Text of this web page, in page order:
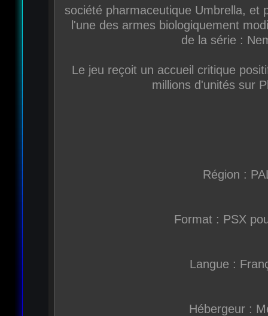
société pharmaceutique Umbrella, et
l'une des armes biologiquement
de la série :
Le jeu reçoit un accueil critique
millions d'unités sur
Région :
Format : PSX
Langue :
Hébergeur :